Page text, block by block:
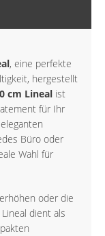
, eine perfekte
hergestellt
cm Lineal ist
für Ihr
Büro oder
Wahl für
oder die
dient als